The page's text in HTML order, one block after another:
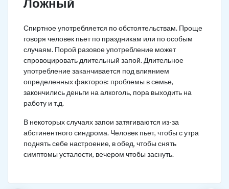
Спиртное употребляется по обстоятельствам. Проще
говоря человек пьет по праздникам или по особым
случаям. Порой разовое употребление может
спровоцировать длительный запой. Длительное
употребление заканчивается под влиянием
определенных факторов: проблемы в семье,
закончились деньги на алкоголь, пора выходить на
работу и т.д.
В некоторых случаях запои затягиваются из-за
абстинентного синдрома. Человек пьет, чтобы с утра
поднять себе настроение, в обед, чтобы снять
симптомы усталости, вечером чтобы заснуть.